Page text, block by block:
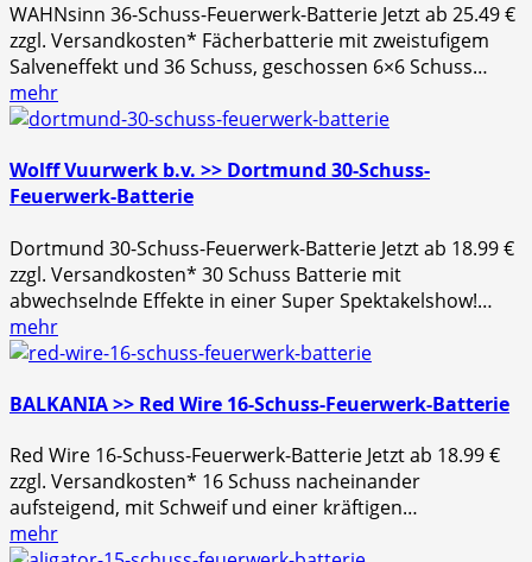
WAHNsinn 36-Schuss-Feuerwerk-Batterie Jetzt ab 25.49 €
zzgl. Versandkosten* Fächerbatterie mit zweistufigem
Salveneffekt und 36 Schuss, geschossen 6×6 Schuss…
mehr
Wolff Vuurwerk b.v. >> Dortmund 30-Schuss-
Feuerwerk-Batterie
Dortmund 30-Schuss-Feuerwerk-Batterie Jetzt ab 18.99 €
zzgl. Versandkosten* 30 Schuss Batterie mit
abwechselnde Effekte in einer Super Spektakelshow!…
mehr
BALKANIA >> Red Wire 16-Schuss-Feuerwerk-Batterie
Red Wire 16-Schuss-Feuerwerk-Batterie Jetzt ab 18.99 €
zzgl. Versandkosten* 16 Schuss nacheinander
aufsteigend, mit Schweif und einer kräftigen…
mehr